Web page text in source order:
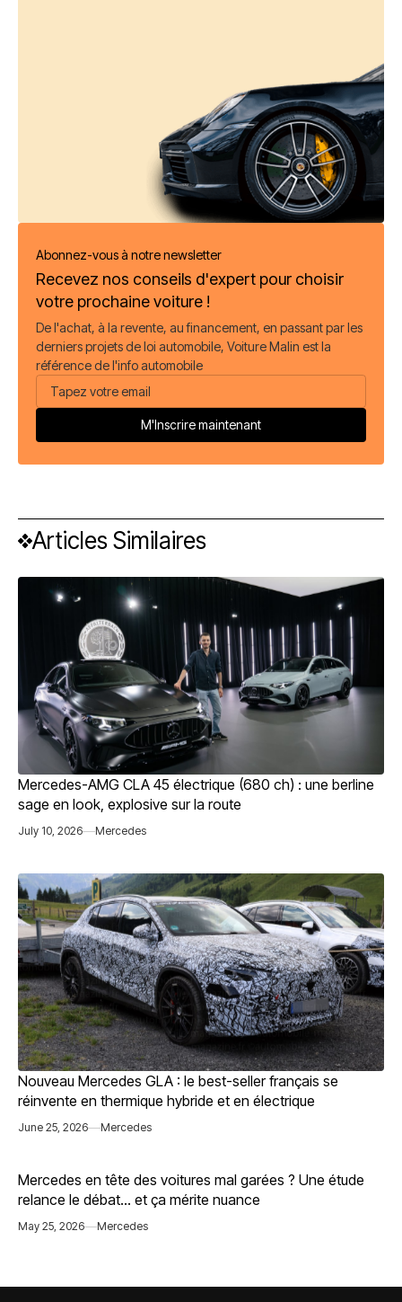
Abonnez-vous à notre newsletter
Recevez nos conseils d'expert pour choisir
votre prochaine voiture !
De l'achat, à la revente, au financement, en passant par les
derniers projets de loi automobile, Voiture Malin est la
référence de l'info automobile
Articles Similaires
Mercedes-AMG CLA 45 électrique (680 ch) : une berline
sage en look, explosive sur la route
July 10, 2026 Mercedes
Nouveau Mercedes GLA : le best-seller français se
réinvente en thermique hybride et en électrique
June 25, 2026 Mercedes
Mercedes en tête des voitures mal garées ? Une étude
relance le débat… et ça mérite nuance
May 25, 2026 Mercedes